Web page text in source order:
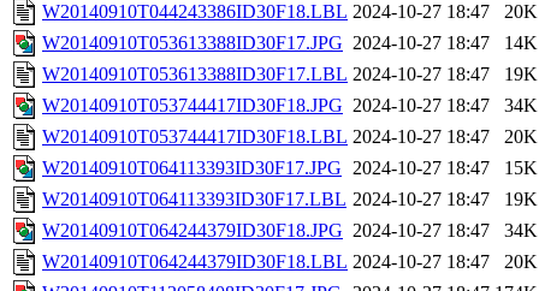
W20140910T044243386ID30F18.LBL 2024-10-27 18:47
20K
W20140910T053613388ID30F17.JPG 2024-10-27 18:47
14K
W20140910T053613388ID30F17.LBL 2024-10-27 18:47
19K
W20140910T053744417ID30F18.JPG 2024-10-27 18:47
34K
W20140910T053744417ID30F18.LBL 2024-10-27 18:47
20K
W20140910T064113393ID30F17.JPG 2024-10-27 18:47
15K
W20140910T064113393ID30F17.LBL 2024-10-27 18:47
19K
W20140910T064244379ID30F18.JPG 2024-10-27 18:47
34K
W20140910T064244379ID30F18.LBL 2024-10-27 18:47
20K